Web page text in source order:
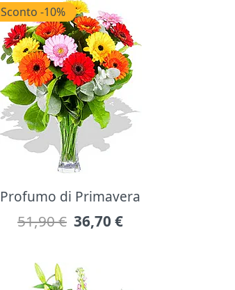
Profumo di Primavera
51,90 € 36,70 €
Sconto -10%